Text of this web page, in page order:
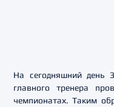
На сегодняшний день
главного тренера
чемпионатах. Таким